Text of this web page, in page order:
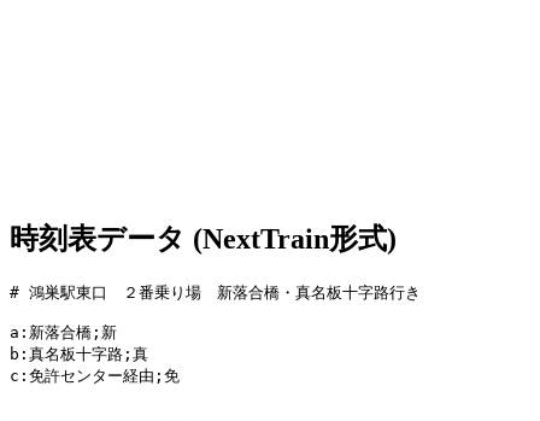
時刻表データ (NextTrain形式)
# 鴻巣駅東口　２番乗り場　新落合橋・真名板十字路行き
a:新落合橋;新
b:真名板十字路;真
c:免許センター経由;免